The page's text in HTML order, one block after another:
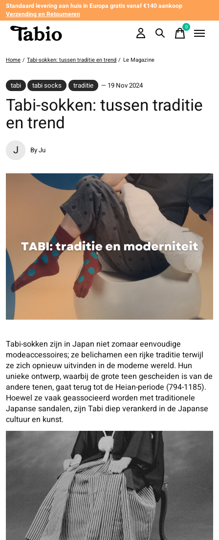
Standaard levering aan huis in Europa gratis vanaf €140 aankoop
Verzending en Retourneren
0items
Home / Tabi-sokken: tussen traditie en trend / Le Magazine
tabi tabi socks traditie — 19 Nov 2024
Tabi-sokken: tussen traditie
en trend
J By Ju
Tabi-sokken zijn in Japan niet zomaar eenvoudige
modeaccessoires; ze belichamen een rijke traditie terwijl
ze zich opnieuw uitvinden in de moderne wereld. Hun
unieke ontwerp, waarbij de grote teen gescheiden is van de
andere tenen, gaat terug tot de Heian-periode (794-1185).
Hoewel ze vaak geassocieerd worden met traditionele
Japanse sandalen, zijn Tabi diep verankerd in de Japanse
cultuur en kunst.